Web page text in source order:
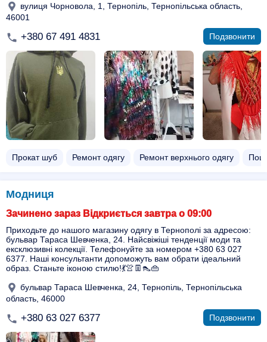
вулиця Чорновола, 1, Тернопіль, Тернопільська область,
46001
+380 67 491 4831 Подзвонити
Прокат шуб Ремонт одягу Ремонт верхнього одягу
Модниця
Зачинено зараз Відкриється завтра о 09:00
Приходьте до нашого магазину одягу в Тернополі за адресою:
бульвар Тараса Шевченка, 24. Найсвіжіші тенденції моди та
ексклюзивні колекції. Телефонуйте за номером +380 63 027
6377. Наші консультанти допоможуть вам обрати ідеальний
образ. Станьте іконою стилю!💃👚👖👠👜
бульвар Тараса Шевченка, 24, Тернопіль, Тернопільська
область, 46000
+380 63 027 6377 Подзвонити